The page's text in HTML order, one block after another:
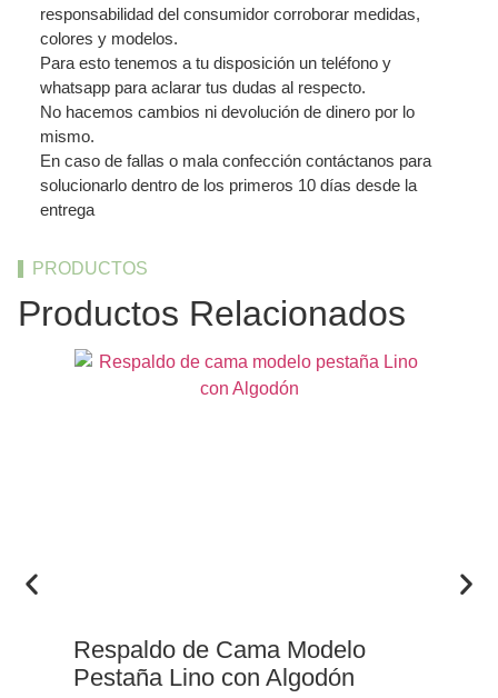
responsabilidad del consumidor corroborar medidas,
colores y modelos.
Para esto tenemos a tu disposición un teléfono y
whatsapp para aclarar tus dudas al respecto.
No hacemos cambios ni devolución de dinero por lo
mismo.
En caso de fallas o mala confección contáctanos para
solucionarlo dentro de los primeros 10 días desde la
entrega
PRODUCTOS
Productos Relacionados
Respaldo de Cama Modelo
Pestaña Lino con Algodón